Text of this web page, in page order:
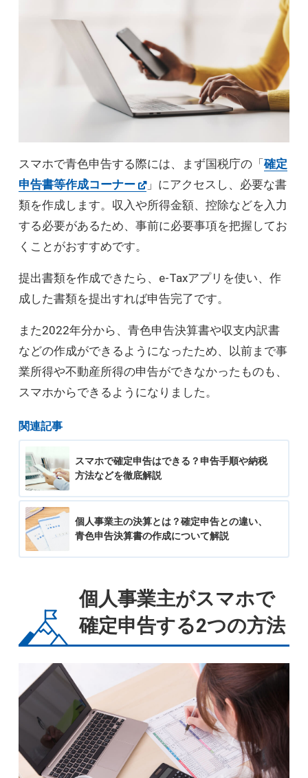
スマホで青色申告する際には、まず国税庁の「確定
申告書等作成コーナー
」にアクセスし、必要な書
類を作成します。収入や所得金額、控除などを入力
する必要があるため、事前に必要事項を把握してお
くことがおすすめです。
提出書類を作成できたら、e-Taxアプリを使い、作
成した書類を提出すれば申告完了です。
また2022年分から、青色申告決算書や収支内訳書
などの作成ができるようになったため、以前まで事
業所得や不動産所得の申告ができなかったものも、
スマホからできるようになりました。
関連記事
スマホで確定申告はできる？申告手順や納税
方法などを徹底解説
個人事業主の決算とは？確定申告との違い、
青色申告決算書の作成について解説
個人事業主がスマホで
確定申告する2つの方法